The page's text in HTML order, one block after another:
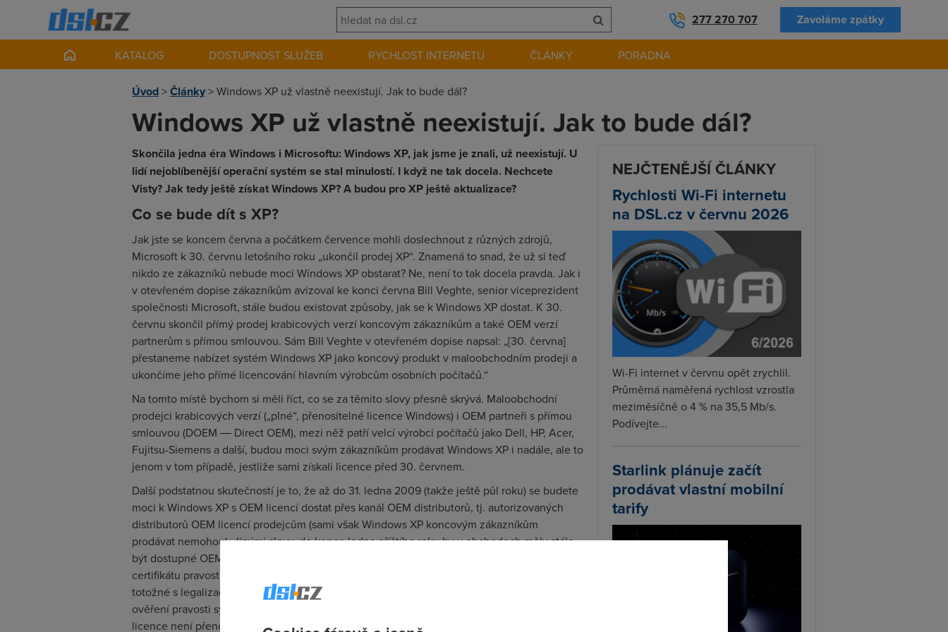
277 270 707 Zavoláme zpátky
KATALOG DOSTUPNOST SLUŽEB RYCHLOST INTERNETU ČLÁNKY PORADNA
Úvod>Články>Windows XP už vlastně neexistují. Jak to bude dál?
Windows XP už vlastně neexistují. Jak to bude dál?
Skončila jedna éra Windows i Microsoftu: Windows XP, jak jsme je znali, už neexistují. U
lidí nejoblíbenější operační systém se stal minulostí. I když ne tak docela. Nechcete
Visty? Jak tedy ještě získat Windows XP? A budou pro XP ještě aktualizace?
Co se bude dít s XP?
Jak jste se koncem června a počátkem července mohli doslechnout z různých zdrojů,
Microsoft k 30. červnu letošního roku „ukončil prodej XP“. Znamená to snad, že už si teď
nikdo ze zákazníků nebude moci Windows XP obstarat? Ne, není to tak docela pravda. Jak i
v otevřeném dopise zákazníkům avizoval ke konci června Bill Veghte, senior viceprezident
společnosti Microsoft, stále budou existovat způsoby, jak se k Windows XP dostat. K 30.
červnu skončil přímý prodej krabicových verzí koncovým zákazníkům a také OEM verzí
partnerům s přímou smlouvou. Sám Bill Veghte v otevřeném dopise napsal: „[30. června]
přestaneme nabízet systém Windows XP jako koncový produkt v maloobchodním prodeji a
ukončíme jeho přímé licencování hlavním výrobcům osobních počítačů.“
Na tomto místě bychom si měli říct, co se za těmito slovy přesně skrývá. Maloobchodní
prodejci krabicových verzí („plné“, přenositelné licence Windows) i OEM partneři s přímou
smlouvou (DOEM ― Direct OEM), mezi něž patří velcí výrobci počítačů jako Dell, HP, Acer,
Fujitsu-Siemens a další, budou moci svým zákazníkům prodávat Windows XP i nadále, ale to
jenom v tom případě, jestliže sami získali licence před 30. červnem.
Další podstatnou skutečností je to, že až do 31. ledna 2009 (takže ještě půl roku) se budete
moci k Windows XP s OEM licencí dostat přes kanál OEM distributorů, tj. autorizovaných
distributorů OEM licencí prodejcům (sami však Windows XP koncovým zákazníkům
prodávat nemohou). Jinými slovy, do konce ledna příštího roku by v obchodech měly stále
být dostupné OEM licence Windows, které se skládají z instalačního CD, COA štítku (tj.
certifikátu pravosti) a dokumentace. Mimochodem toto balení pro tzv. system buildery je
totožné s legalizačním balíčkem, který si mohou zakoupit uživatelé, u nichž nástroj pro
ověření pravosti systému zjistil, že kopie Windows není pravá. Je dobré vědět, že OEM
licence není přenositelná: je vázaná na hardware počítače, na který byly Windows prvně
NEJČTENĚJŠÍ ČLÁNKY
Rychlosti Wi-Fi internetu
na DSL.cz v červnu 2026
Wi-Fi internet v červnu opět zrychlil.
Průměrná naměřená rychlost vzrostla
meziměsíčně o 4 % na 35,5 Mb/s.
Podívejte...
Starlink plánuje začít
prodávat vlastní mobilní
tarify